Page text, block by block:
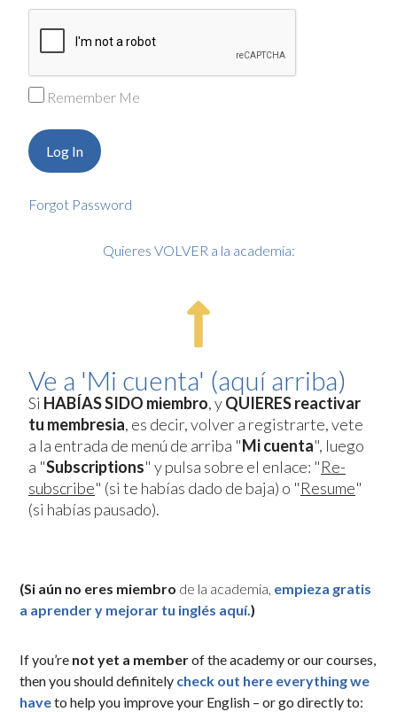
Remember Me
Forgot Password
Quieres VOLVER a la academia:
Ve a 'Mi cuenta' (aquí arriba)
Si HABÍAS SIDO miembro, yQUIERES reactivar
tu membresia, es decir, volver a registrarte, vete
a la entrada de menú de arriba "Mi cuenta", luego
a "Subscriptions" y pulsa sobre el enlace: "Re-
subscribe" (si te habías dado de baja) o "Resume"
(si habías pausado).
(Si aún no eres miembro de la academia, empieza gratis
a aprender y mejorar tu inglés aquí.)
If you’re not yet a memberof the academy or our courses,
then you should definitely check out here everything we
haveto help you improve your English – or go directly to: